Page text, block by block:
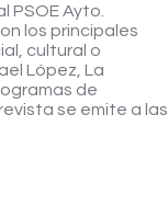
PSOE Ayto.
los principales
cultural o
López, La
de
se emite a las